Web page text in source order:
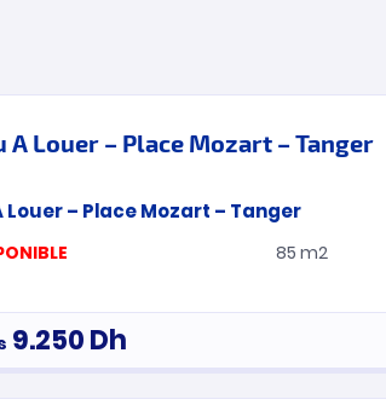
A Louer – Place Mozart – Tanger
85 m2
9.250Dh